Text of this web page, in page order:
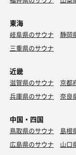
東海
岐阜県のサウナ 静岡
三重県のサウナ
近畿
滋賀県のサウナ 京都
兵庫県のサウナ
奈良
中国・四国
鳥取県のサウナ 島根
広島県のサウナ
山口